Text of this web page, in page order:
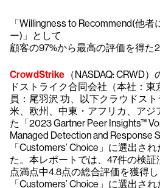
「Willingness to Recommend(他
ー)」として
顧客の97%から最高の評価を得た
CrowdStrike （NASDAQ: CRWD
ドストライク合同会社（本社：
員：尾羽沢 功、以下クラウドス
米、欧州、中東・アフリカ、アジ
た「2023 Gartner Peer Insights™
Managed Detection and Response
「Customers’ Choice」に選出さ
た。本レポートでは、47件の検
点満点中4.8点の総合評価を獲得
「Customers’ Choice」に選出さ